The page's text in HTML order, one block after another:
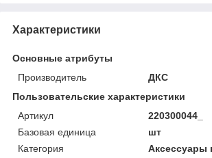
Характеристики
Основные атрибуты
Производитель
ДКС
Пользовательские характеристики
Артикул
220300044_
Базовая единица
шт
Категория
Аксессуары